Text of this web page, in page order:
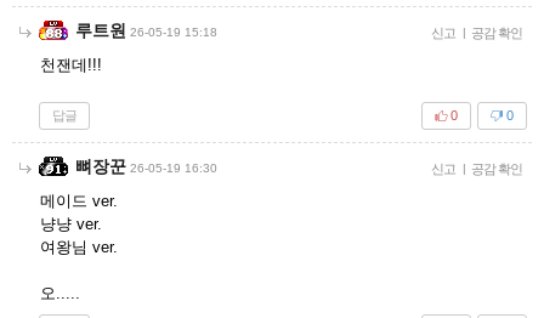
루트원 26-05-19 15:18 신고 | 공감 확인
천잰데!!!
답글 0
0
뼈장꾼 26-05-19 16:30 신고 | 공감 확인
메이드 ver.
냥냥 ver.
여왕님 ver.
오.....